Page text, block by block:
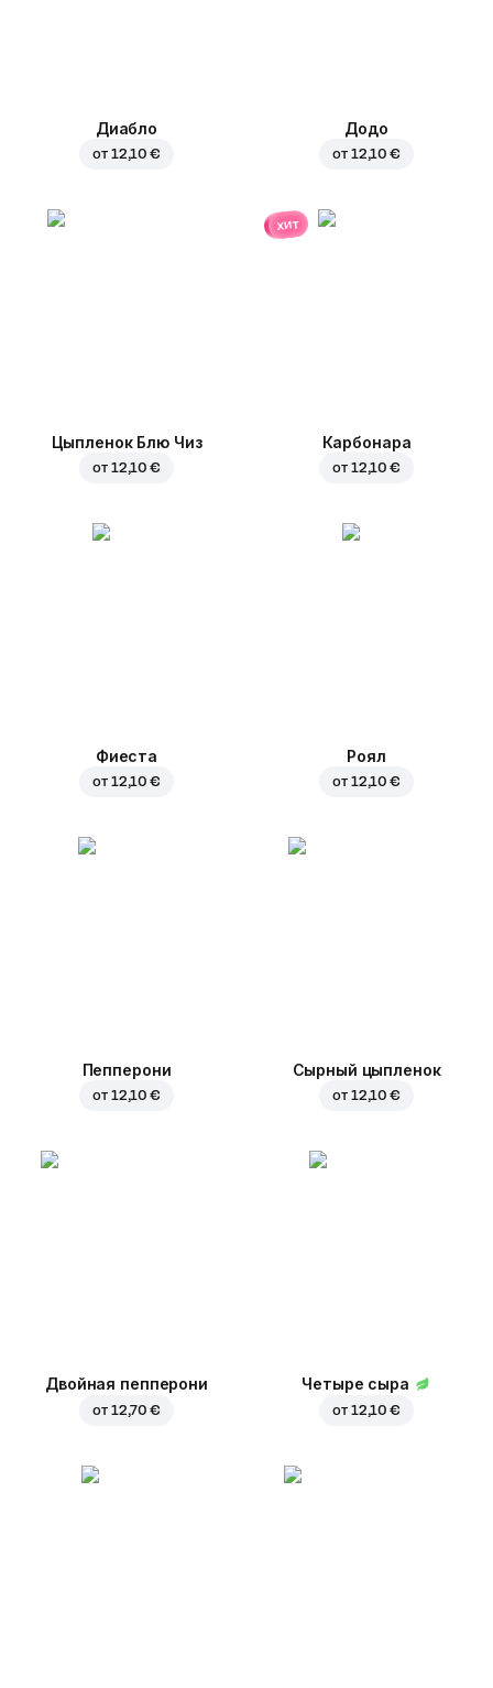
Диабло
от 12,10 €
Додо
от 12,10 €
Цыпленок Блю Чиз
от 12,10 €
хит
Карбонара
от 12,10 €
Фиеста
от 12,10 €
Роял
от 12,10 €
Пепперони
от 12,10 €
Сырный цыпленок
от 12,10 €
Двойная пепперони
от 12,70 €
Четыре сыра
от 12,10 €